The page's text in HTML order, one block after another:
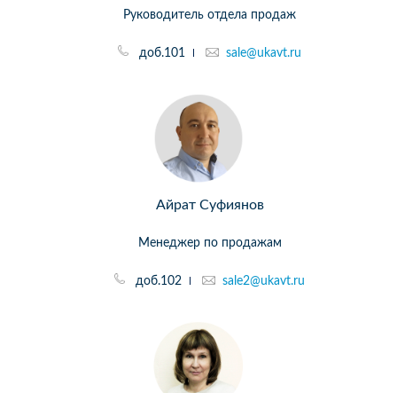
Руководитель отдела продаж
доб.101 sale@ukavt.ru
Айрат Суфиянов
Менеджер по продажам
доб.102 sale2@ukavt.ru